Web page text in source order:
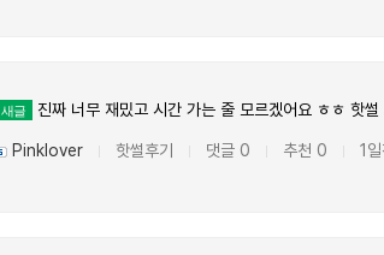
새글 진짜 너무 재밌고 시간 가는 줄 모르겠어요 ㅎㅎ 핫썰
Pinklover 핫썰후기 댓글 0 추천 0 1